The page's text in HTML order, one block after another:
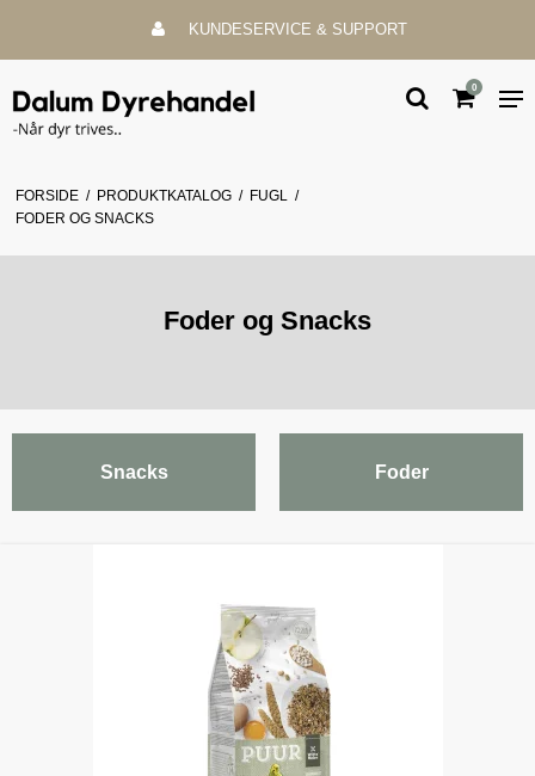
KUNDESERVICE & SUPPORT
0
FORSIDE / PRODUKTKATALOG / FUGL
/
FODER OG SNACKS
Foder og Snacks
Snacks Foder